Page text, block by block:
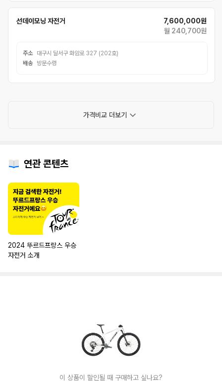
선데이모닝 자전거
7,600,000원
월 240,700원
주소
대구시 달서구 화암로 327 (202호)
배송
방문수령
가격비교 더보기
연관 콘텐츠
2024 뚜르드프랑스 우승
자전거 소개
이 상품이 할인될 때 구매하고 싶나요?